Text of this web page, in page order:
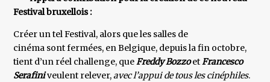
Festival bruxellois :
Créer un tel Festival, alors que les salles de
cinéma sont fermées, en Belgique, depuis la fin octobre,
tient d’un réel challenge, queFreddy BozzoetFrancesco
Serafiniveulent relever,avec l’appui de tous les cinéphiles.